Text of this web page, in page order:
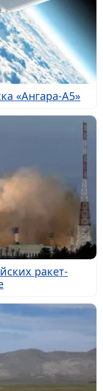
«Ангара-А5»
ракет-